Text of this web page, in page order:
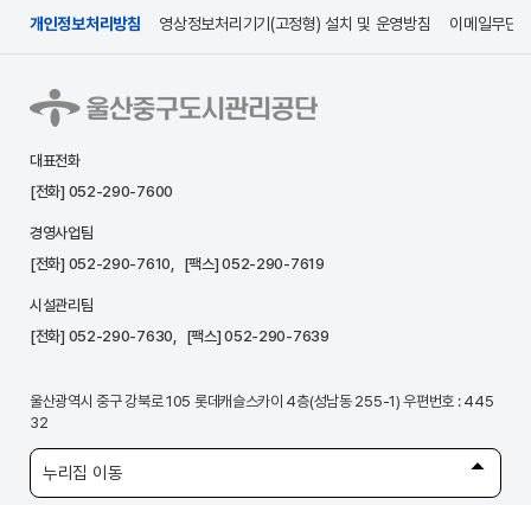
개인정보처리방침 영상정보처리기기(고정형) 설치 및 운영방침 이메일무단
대표전화
[전화] 052-290-7600
경영사업팀
[전화] 052-290-7610, [팩스] 052-290-7619
시설관리팀
[전화] 052-290-7630, [팩스] 052-290-7639
울산광역시 중구 강북로 105 롯데캐슬스카이 4층(성남동 255-1) 우편번호 : 445
32
누리집 이동